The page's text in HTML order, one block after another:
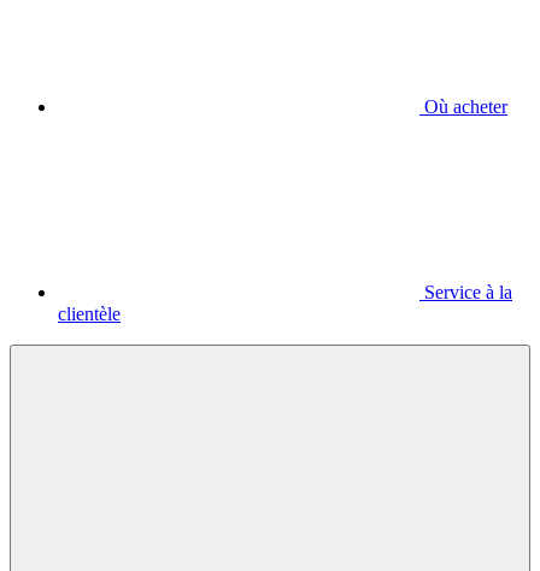
Où acheter
Service à la
clientèle